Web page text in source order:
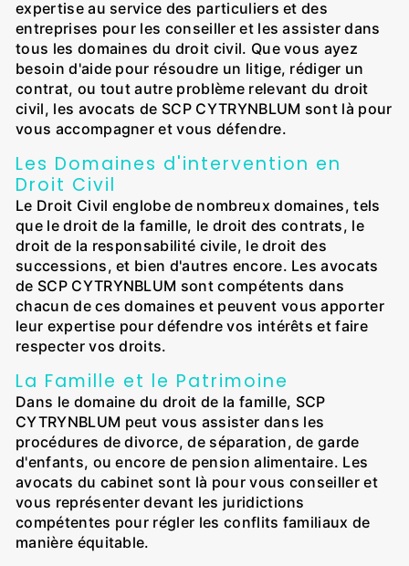
expertise au service des particuliers et des
entreprises pour les conseiller et les assister dans
tous les domaines du droit civil. Que vous ayez
besoin d'aide pour résoudre un litige, rédiger un
contrat, ou tout autre problème relevant du droit
civil, les avocats de SCP CYTRYNBLUM sont là pour
vous accompagner et vous défendre.
Les Domaines d'intervention en
Droit Civil
Le Droit Civil englobe de nombreux domaines, tels
que le droit de la famille, le droit des contrats, le
droit de la responsabilité civile, le droit des
successions, et bien d'autres encore. Les avocats
de SCP CYTRYNBLUM sont compétents dans
chacun de ces domaines et peuvent vous apporter
leur expertise pour défendre vos intérêts et faire
respecter vos droits.
La Famille et le Patrimoine
Dans le domaine du droit de la famille, SCP
CYTRYNBLUM peut vous assister dans les
procédures de divorce, de séparation, de garde
d'enfants, ou encore de pension alimentaire. Les
avocats du cabinet sont là pour vous conseiller et
vous représenter devant les juridictions
compétentes pour régler les conflits familiaux de
manière équitable.